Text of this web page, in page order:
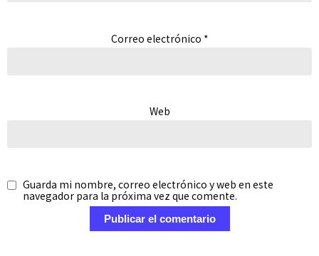
Correo electrónico *
Web
Guarda mi nombre, correo electrónico y web en este
navegador para la próxima vez que comente.